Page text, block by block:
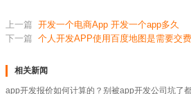
上一篇 开发一个电商App 开发一个app多久
下一篇 个人开发APP使用百度地图是需要交
相关新闻
app开发报价如何计算的？别被app开发公司坑了